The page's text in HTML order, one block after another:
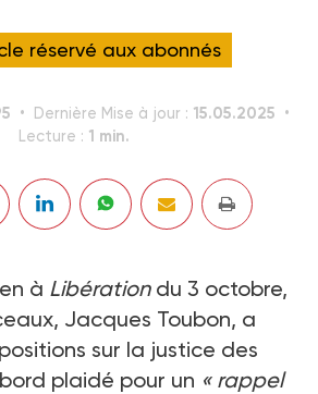
réservé aux abonnés
Dernière Mise à jour : 15.05.2025
Lecture : 1 min.
à Libérationdu 3 octobre,
Jacques Toubon, a
sur la justice des
plaidé pour un « rappel